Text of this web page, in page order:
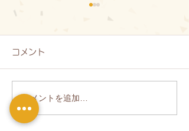
【道の駅関川】第弐陣 燈
縁の杜
コメント
コメントを追加…